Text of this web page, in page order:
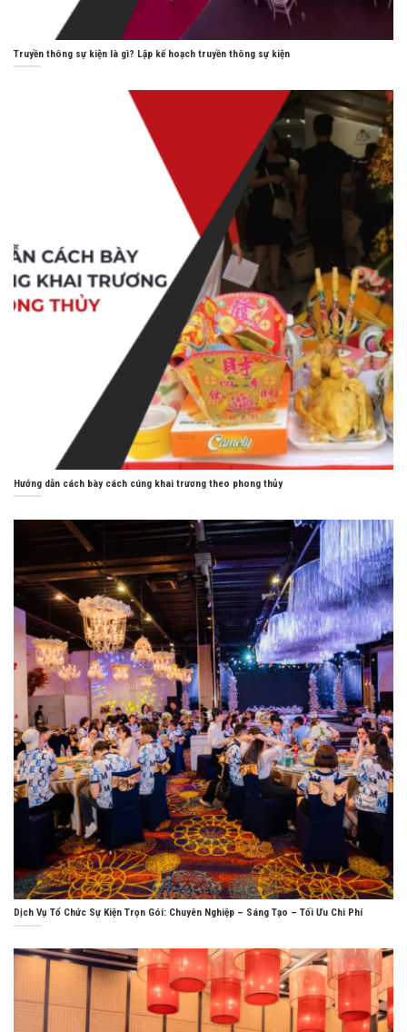
Truyền thông sự kiện là gì? Lập kế hoạch truyền thông sự kiện
Hướng dẫn cách bày cách cúng khai trương theo phong thủy
Dịch Vụ Tổ Chức Sự Kiện Trọn Gói: Chuyên Nghiệp – Sáng Tạo – Tối Ưu Chi Phí